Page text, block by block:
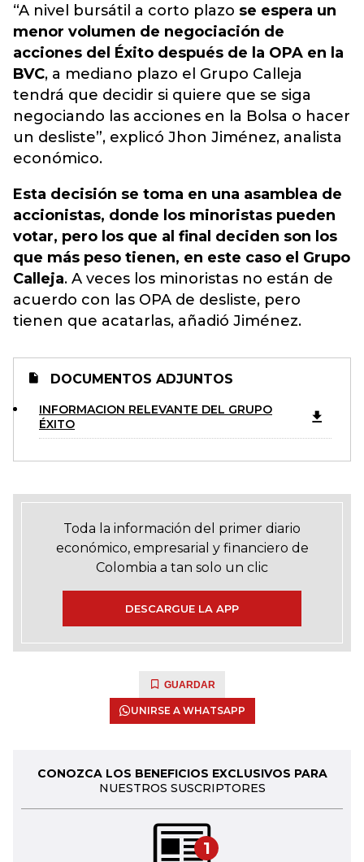
“A nivel bursátil a corto plazo se espera un
menor volumen de negociación de
acciones del Éxito después de la OPA en la
BVC, a mediano plazo el Grupo Calleja
tendrá que decidir si quiere que se siga
negociando las acciones en la Bolsa o hacer
un desliste”, explicó Jhon Jiménez, analista
económico.
Esta decisión se toma en una asamblea de
accionistas, donde los minoristas pueden
votar, pero los que al final deciden son los
que más peso tienen, en este caso el Grupo
Calleja. A veces los minoristas no están de
acuerdo con las OPA de desliste, pero
tienen que acatarlas, añadió Jiménez.
DOCUMENTOS ADJUNTOS
INFORMACION RELEVANTE DEL GRUPO
ÉXITO
Toda la información del primer diario
económico, empresarial y financiero de
Colombia a tan solo un clic
DESCARGUE LA APP
GUARDAR
UNIRSE A WHATSAPP
CONOZCA LOS BENEFICIOS EXCLUSIVOS PARA
NUESTROS SUSCRIPTORES
1